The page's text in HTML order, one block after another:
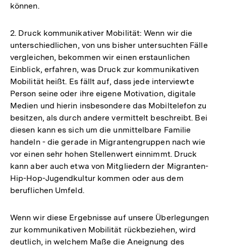
können.
2. Druck kommunikativer Mobilität: Wenn wir die
unterschiedlichen, von uns bisher untersuchten Fälle
vergleichen, bekommen wir einen erstaunlichen
Einblick, erfahren, was Druck zur kommunikativen
Mobilität heißt. Es fällt auf, dass jede interviewte
Person seine oder ihre eigene Motivation, digitale
Medien und hierin insbesondere das Mobiltelefon zu
besitzen, als durch andere vermittelt beschreibt. Bei
diesen kann es sich um die unmittelbare Familie
handeln - die gerade in Migrantengruppen nach wie
vor einen sehr hohen Stellenwert einnimmt. Druck
kann aber auch etwa von Mitgliedern der Migranten-
Hip-Hop-Jugendkultur kommen oder aus dem
beruflichen Umfeld.
Wenn wir diese Ergebnisse auf unsere Überlegungen
zur kommunikativen Mobilität rückbeziehen, wird
deutlich, in welchem Maße die Aneignung des